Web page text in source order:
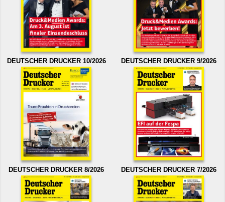
DEUTSCHER DRUCKER 10/2026 DEUTSCHER DRUCKER 9/2026
DEUTSCHER DRUCKER 8/2026 DEUTSCHER DRUCKER 7/2026